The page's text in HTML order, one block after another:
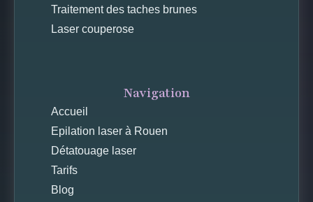
Traitement des taches brunes
Laser couperose
Navigation
Accueil
Epilation laser à Rouen
Détatouage laser
Tarifs
Blog